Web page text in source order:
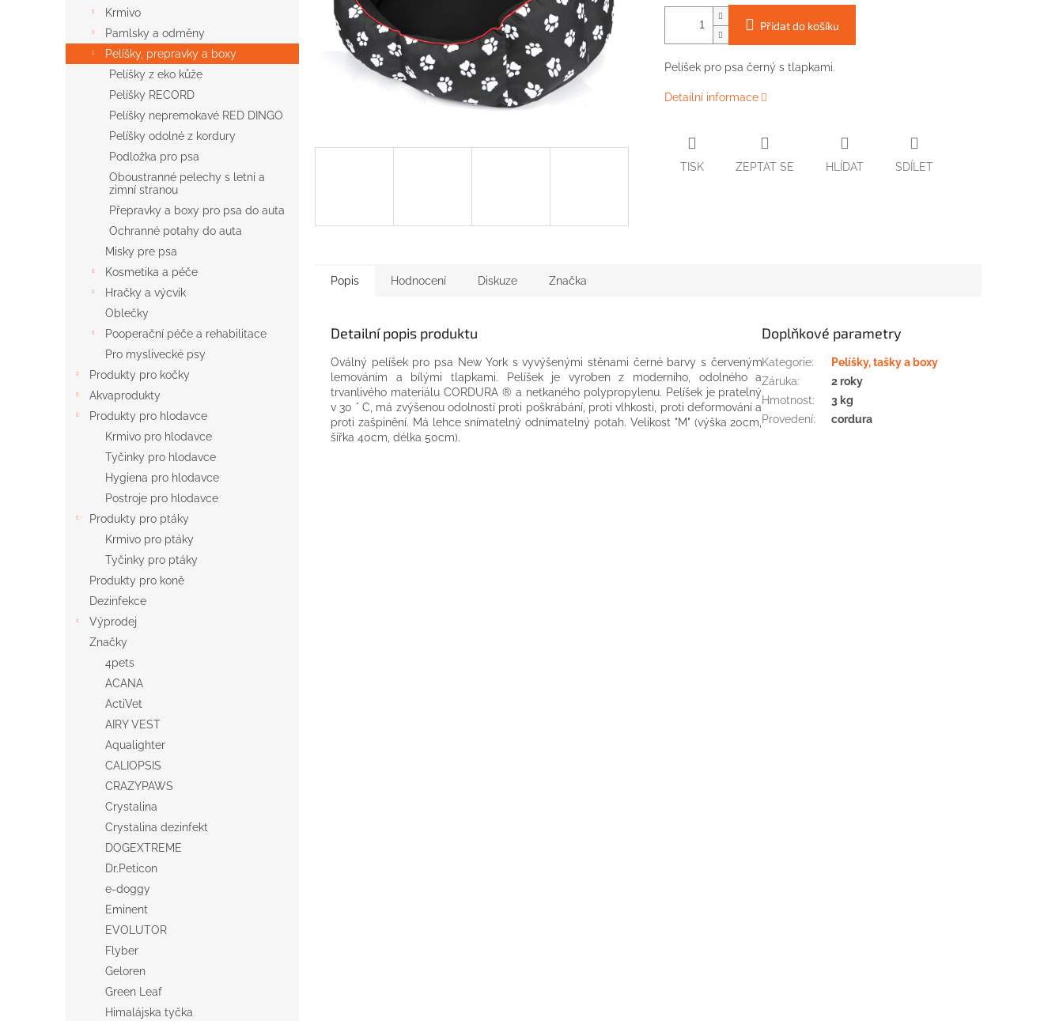
l
Krmivo
Pamlsky a odměny
Pelíšky, prepravky a boxy
Pelíšky z eko kůže
Pelíšky RECORD
Pelíšky nepremokavé RED DINGO
Pelíšky odolné z kordury
Podložka pro psa
Oboustranné pelechy s letní a
zimní stranou
Přepravky a boxy pro psa do auta
Ochranné potahy do auta
Misky pre psa
Kosmetika a péče
Hračky a výcvik
Oblečky
Pooperační péče a rehabilitace
Pro myslivecké psy
Produkty pro kočky
Akvaprodukty
Produkty pro hlodavce
Krmivo pro hlodavce
Tyčinky pro hlodavce
Hygiena pro hlodavce
Postroje pro hlodavce
Produkty pro ptáky
Krmivo pro ptáky
Tyčinky pro ptáky
Produkty pro koně
Dezinfekce
Výprodej
Značky
4pets
ACANA
ActiVet
AIRY VEST
Aqualighter
CALIOPSIS
CRAZYPAWS
Crystalina
Crystalina dezinfekt
DOGEXTREME
Dr.Peticon
e-doggy
Eminent
EVOLUTOR
Flyber
Geloren
Green Leaf
Himalájska tyčka
Přidat do košíku
Pelíšek pro psa černý s tlapkami.
Detailní informace
TISK ZEPTAT SE HLÍDAT SDÍLET
Popis Hodnocení Diskuze Značka
Detailní popis produktu
Oválný pelíšek pro psa New York s vyvýšenými stěnami černé barvy s červeným
lemováním
a bílými tlapkami. Pelíšek je vyroben z moderního odolného
a
trvanlivého materiálu CORDURA ® a netkaného polypropylenu. Pelíšek je pratelný
v 30 ° C má zvýšenou odolností proti poškrábání, proti vlhkosti proti deformování a
proti zašpinění. Má lehce snímatelný odnímatelný potah. Velikost "M" (výška 20cm
šířka 40cm , délka 50cm).
Doplňkové parametry
Kategorie:
Pelíšky, tašky a boxy
Záruka:
2 roky
Hmotnost:
3 kg
Provedení: cordura